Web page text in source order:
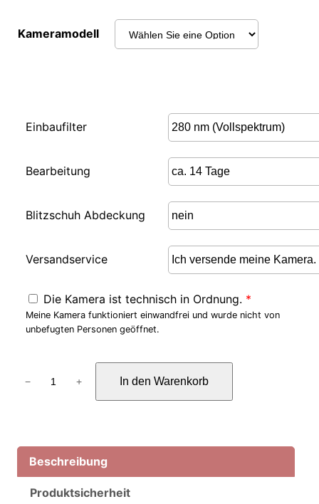
Kameramodell
Einbaufilter
Bearbeitung
Blitzschuh Abdeckung
Versandservice
Die Kamera ist technisch in Ordnung. *
Meine Kamera funktioniert einwandfrei und wurde nicht von
unbefugten Personen geöffnet.
m
− + In den Warenkorb
Beschreibung
Produktsicherheit